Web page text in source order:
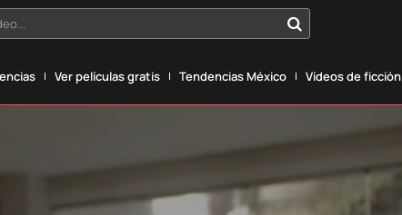
Ver películas gratis Tendencias México Vídeos de ficción